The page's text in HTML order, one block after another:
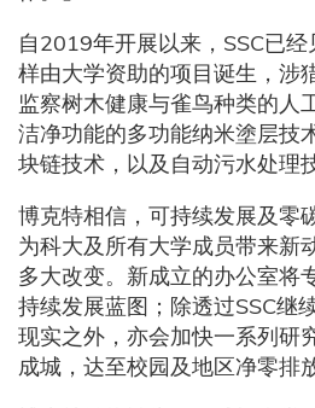
自2019年开展以来，SSC已
样由大学资助的项目诞生，涉
监察树木健康与雀鸟种类的人
洁净功能的多功能纳米塗层技
块链技术，以及自动污水处理
博克特相信，可持续发展及零
为科大及所有大学成员带来新
多大改变。新成立的办公室将
持续发展蓝图；除透过SSC继
现实之外，亦会加快一系列研
成城，达至校园及地区净零排